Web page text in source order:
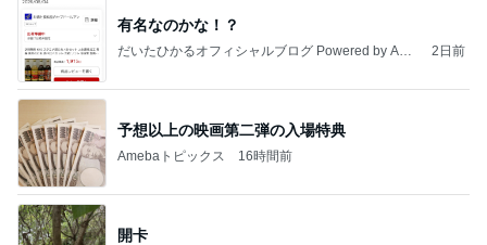
有名なのかな！？
だいたひかるオフィシャルブログ Powered by Ame
2日前
予想以上の映画第二弾の入場特典
Amebaトピックス 16時間前
開卡